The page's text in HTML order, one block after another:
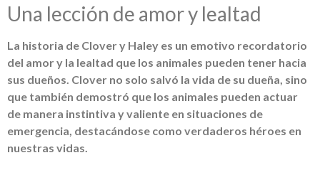
Una lección de amor y lealtad
La historia de Clover y Haley es un emotivo recordatorio
del amor y la lealtad que los animales pueden tener hacia
sus dueños. Clover no solo salvó la vida de su dueña, sino
que también demostró que los animales pueden actuar
de manera instintiva y valiente en situaciones de
emergencia, destacándose como verdaderos héroes en
nuestras vidas.